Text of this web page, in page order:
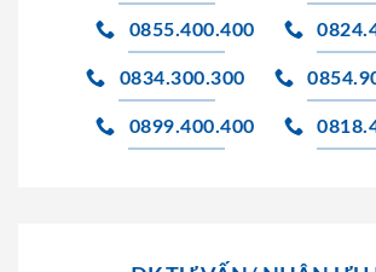
0855.400.400
0834.300.300
0899.400.400